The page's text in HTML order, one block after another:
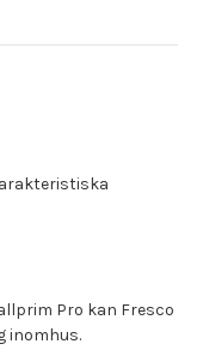
Pro kan Fresco
inomhus.